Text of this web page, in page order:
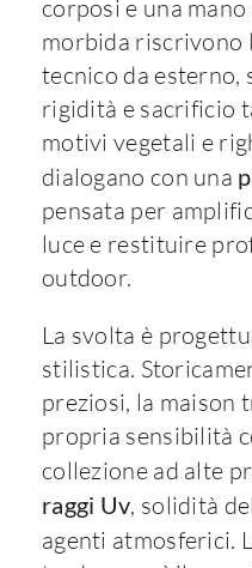
corposi e una
morbida riscrivono
tecnico da esterno,
rigidità e sacrificio
motivi vegetali e
dialogano con una
pensata per
luce e restituire
outdoor.
La svolta è
stilistica.
preziosi, la maison
propria sensibilità
collezione ad alte
raggi Uv, solidità
agenti atmosferici.